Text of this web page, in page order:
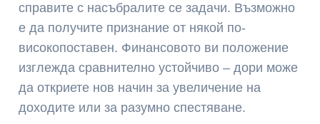
справите с насъбралите се задачи. Възможно
е да получите признание от някой по-
високопоставен. Финансовото ви положение
изглежда сравнително устойчиво – дори може
да откриете нов начин за увеличение на
доходите или за разумно спестяване.